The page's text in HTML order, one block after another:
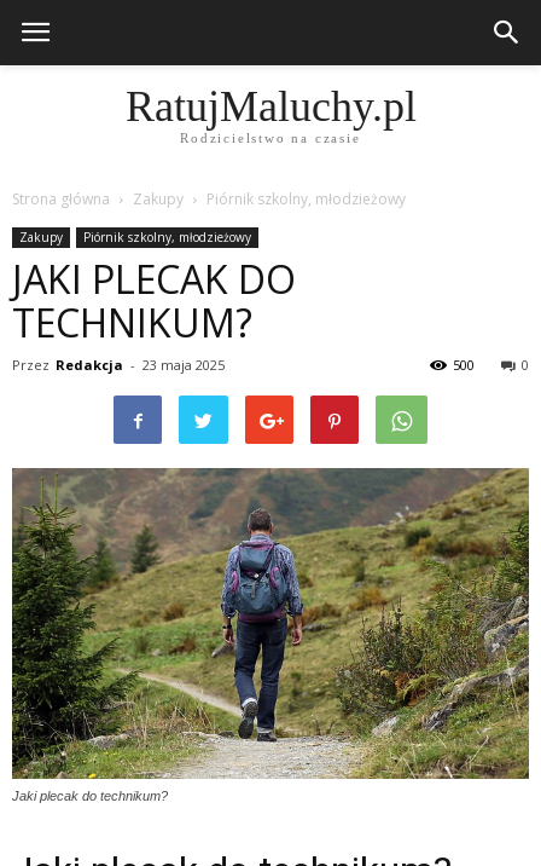
RatujMaluchy.pl
Rodzicielstwo na czasie
Strona główna Zakupy Piórnik szkolny, młodzieżowy
Zakupy Piórnik szkolny, młodzieżowy
JAKI PLECAK DO
TECHNIKUM?
Przez Redakcja - 23 maja 2025 0
500
Jaki plecak do technikum?